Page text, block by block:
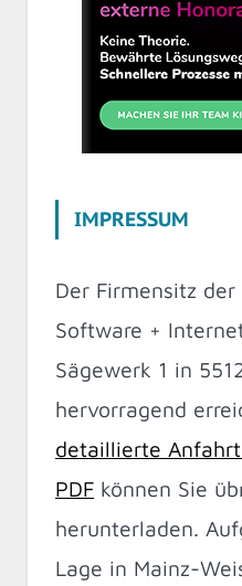
IMPRESSUM
Der Firmensitz der
Software +
Sägewerk 1 in
hervorragend
detaillierte
PDF können Sie
herunterladen.
Lage in Mainz-